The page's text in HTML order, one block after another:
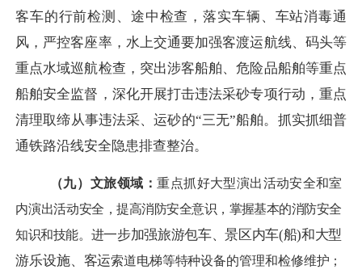
客车的行前检测、途中检查，落实车辆、车站消毒通
风，严控客座率，水上交通要加强客渡运航线、码头等
重点水域巡航检查，突出涉客船舶、危险品船舶等重点
船舶安全监督，深化开展打击违法采砂专项行动，重点
清理取缔从事违法采、运砂的“三无”船舶。抓实抓细普
通铁路沿线安全隐患排查整治。
（九）文旅领域：重点抓好大型演出活动安全和室
内演出活动安全，提高消防安全意识，掌握基本的消防安全
知识和技能。进一步加强旅游包车、景区内车(船)和大型
游乐设施、客运索道电梯等特种设备的管理和检修维护；